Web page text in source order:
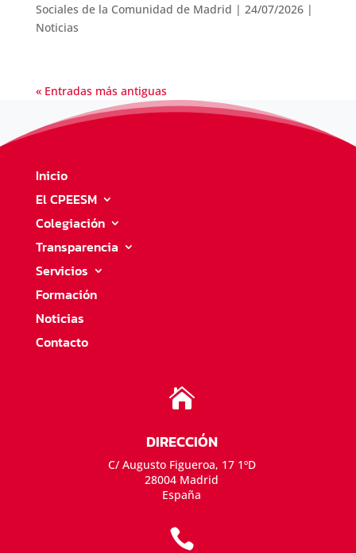
Sociales de la Comunidad de Madrid | 24/07/2026|
Noticias
« Entradas más antiguas
Inicio
El CPEESM
Colegiación
Transparencia
Servicios
Formación
Noticias
Contacto

DIRECCIÓN
C/ Augusto Figueroa, 17 1ºD
28004 Madrid
España
